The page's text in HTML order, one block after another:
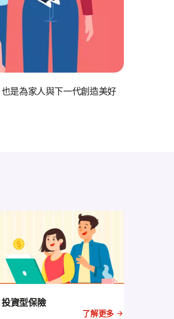
是為家人與下一代創造美好
投資型保險
了解更多